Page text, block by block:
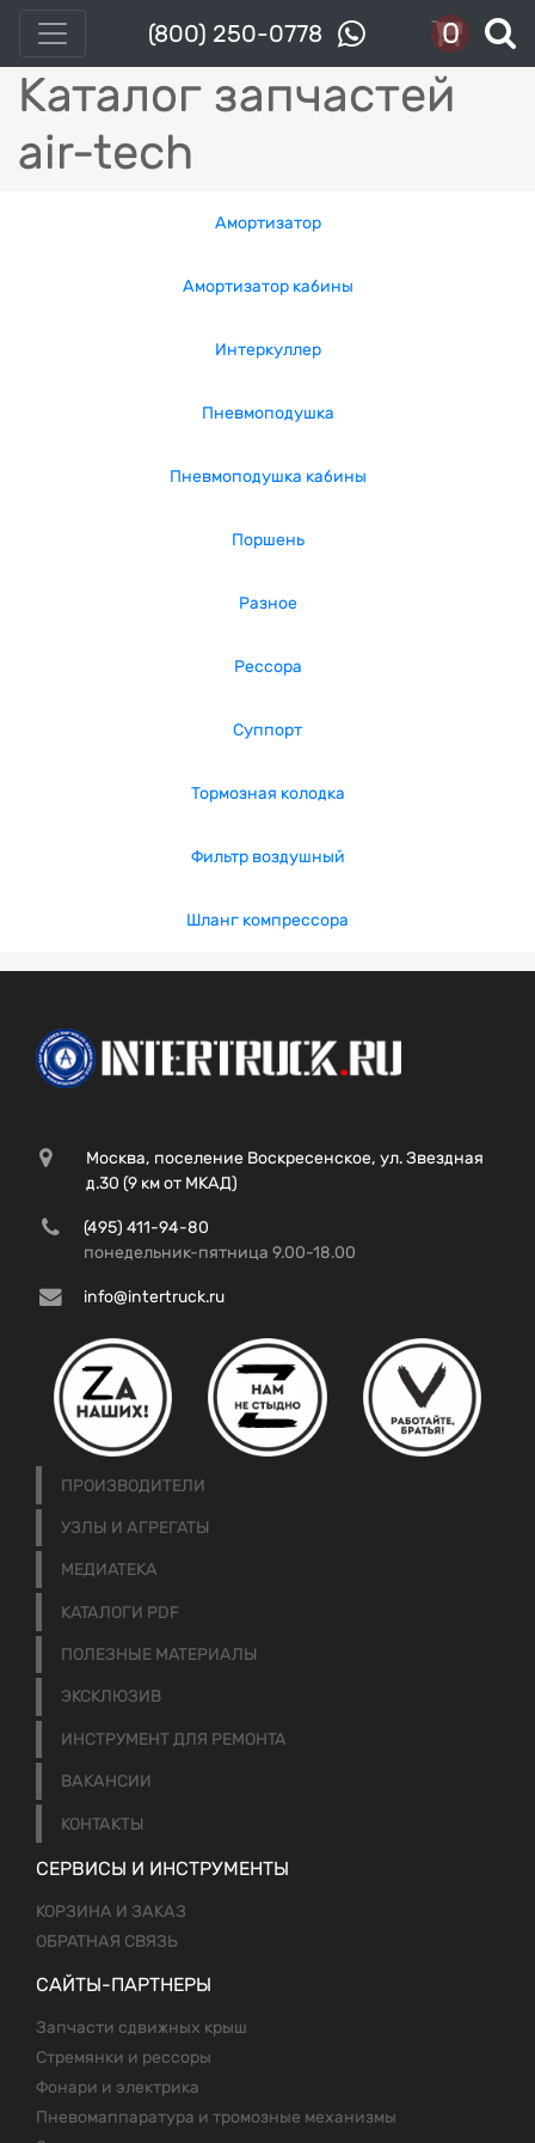
(800) 250-0778 0
Каталог запчастей
air-tech
Амортизатор
Амортизатор кабины
Интеркуллер
Пневмоподушка
Пневмоподушка кабины
Поршень
Разное
Рессора
Суппорт
Тормозная колодка
Фильтр воздушный
Шланг компрессора
Москва, поселение Воскресенское, ул. Звездная
д.30 (9 км от МКАД)
(495) 411-94-80
понедельник-пятница 9.00-18.00
info@intertruck.ru
ПРОИЗВОДИТЕЛИ
УЗЛЫ И АГРЕГАТЫ
МЕДИАТЕКА
КАТАЛОГИ PDF
ПОЛЕЗНЫЕ МАТЕРИАЛЫ
ЭКСКЛЮЗИВ
ИНСТРУМЕНТ ДЛЯ РЕМОНТА
ВАКАНСИИ
КОНТАКТЫ
СЕРВИСЫ И ИНСТРУМЕНТЫ
КОРЗИНА И ЗАКАЗ
ОБРАТНАЯ СВЯЗЬ
САЙТЫ-ПАРТНЕРЫ
Запчасти сдвижных крыш
Стремянки и рессоры
Фонари и электрика
Пневомаппаратура и тромозные механизмы